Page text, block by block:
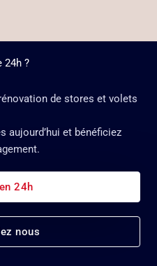
24h ?
de stores et volets
aujourd’hui et bénéficiez
24h
nous